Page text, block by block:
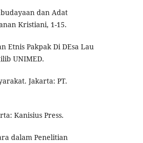
dan Adat
Kristiani, 1-15.
Etnis Pakpak Di DEsa Lau
UNIMED.
Jakarta: PT.
Kanisius Press.
dalam Penelitian